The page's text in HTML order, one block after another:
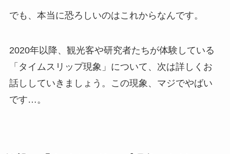
でも、本当に恐ろしいのはこれからなんです。
2020年以降、観光客や研究者たちが体験している
「タイムスリップ現象」について、次は詳しくお
話ししていきましょう。この現象、マジでやばい
です…。